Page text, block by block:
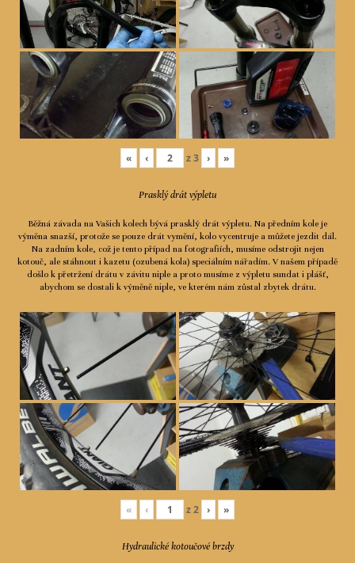
« ‹ z3 › »
Prasklý drát výpletu
Běžná závada na Vašich kolech bývá prasklý drát výpletu. Na předním kole je
výměna snazší, protože se pouze drát vymění, kolo vycentruje a můžete jezdit dál.
Na zadním kole, což je tento případ na fotografiích, musíme odstrojit nejen
kotouč, ale stáhnout i kazetu (ozubená kola) speciálním nářadím. V našem případě
došlo k přetržení drátu v závitu niple a proto musíme z výpletu sundat i plášť,
abychom se dostali k výměně niple, ve kterém nám zůstal zbytek drátu.
« ‹ z2 › »
Hydraulické kotoučové brzdy